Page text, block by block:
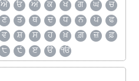
ਐ ਓ ਔ ਕ ਖ ਗ ਘ
ਚ
ਣ ਤ ਥ ਦ ਧ ਨ ਪ
ਫ
ਵ ਸ਼ ਸ ਹ ਖ਼ ਗ਼ ਜ਼
ਫ਼
੮ ੯ ੲ ੳ ੴ